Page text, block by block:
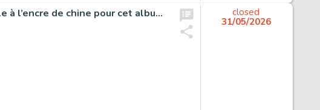
Sammy, Gorilles et Spaghetti, planche originale à l’encre de chine pour cet album paru en 1974 chez Dupuis.
closed
31/05/2026